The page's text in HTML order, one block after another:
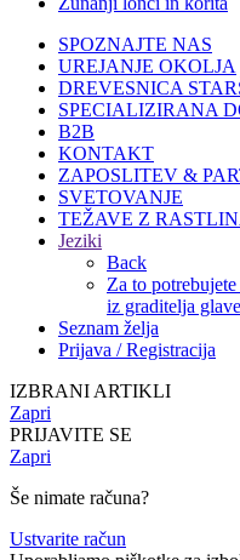
SPOZNAJTE NAS
UREJANJE OKOLJA
DREVESNICA
SPECIALIZIRANA
B2B
KONTAKT
ZAPOSLITEV &
SVETOVANJE
TEŽAVE Z
Jeziki
Back
Za to
iz graditelja
Seznam želja
Prijava / Registracija
IZBRANI ARTIKLI
Zapri
PRIJAVITE SE
Zapri
Še nimate računa?
Ustvarite račun